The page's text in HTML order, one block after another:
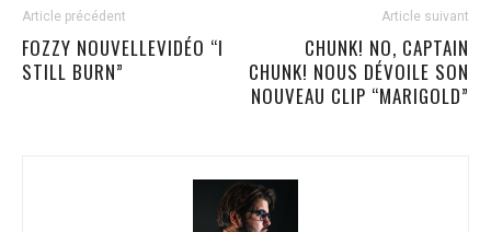
Article précédent
FOZZY NOUVELLEVIDÉO “I
STILL BURN”
Article suivant
CHUNK! NO, CAPTAIN
CHUNK! NOUS DÉVOILE SON
NOUVEAU CLIP “MARIGOLD”